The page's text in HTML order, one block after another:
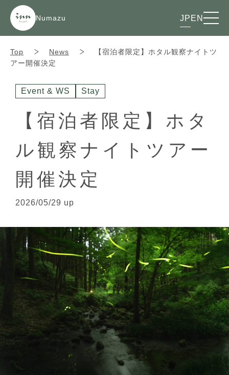
Numazu JP EN
Top News
【宿泊者限定】ホタル観察ナイトツ
アー開催決定
Event & WS Stay
【宿泊者限定】ホタ
ル観察ナイトツアー
開催決定
2026/05/29 up